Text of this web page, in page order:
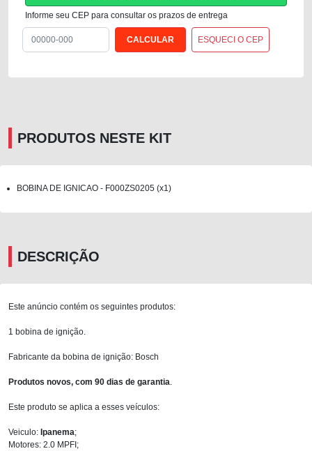
Informe seu CEP para consultar os prazos de entrega
ESQUECI O CEP
PRODUTOS NESTE KIT
BOBINA DE IGNICAO - F000ZS0205 (x1)
DESCRIÇÃO
Este anúncio contém os seguintes produtos:
1 bobina de ignição.
Fabricante da bobina de ignição: Bosch
Produtos novos, com 90 dias de garantia
Este produto se aplica a esses veículos:
Veiculo: Ipanema;
Motores: 2.0 MPFI;